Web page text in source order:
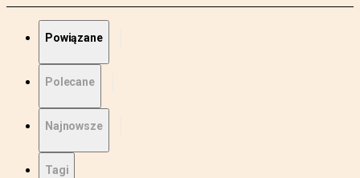
Powiązane
Polecane
Najnowsze
Tagi